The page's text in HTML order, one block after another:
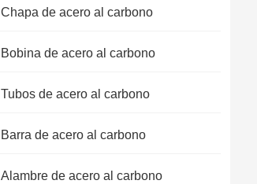
Chapa de acero al carbono
Bobina de acero al carbono
Tubos de acero al carbono
Barra de acero al carbono
Alambre de acero al carbono